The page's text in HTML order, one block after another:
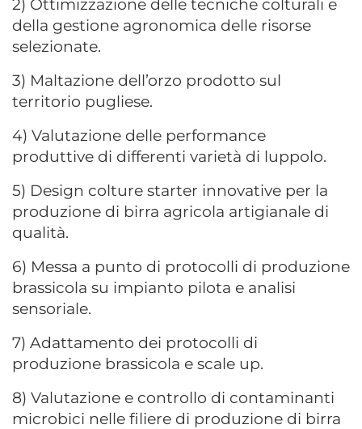
2) Ottimizzazione delle tecniche colturali e
della gestione agronomica delle risorse
selezionate.
3) Maltazione dell’orzo prodotto sul
territorio pugliese.
4) Valutazione delle performance
produttive di differenti varietà di luppolo.
5) Design colture starter innovative per la
produzione di birra agricola artigianale di
qualità.
6) Messa a punto di protocolli di produzione
brassicola su impianto pilota e analisi
sensoriale.
7) Adattamento dei protocolli di
produzione brassicola e scale up.
8) Valutazione e controllo di contaminanti
microbici nelle filiere di produzione di birra